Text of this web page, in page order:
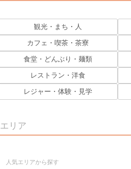
観光・まち・人
カフェ・喫茶・茶寮
食堂・どんぶり・麺類
レストラン・洋食
レジャー・体験・見学
エリア
人気エリアから探す